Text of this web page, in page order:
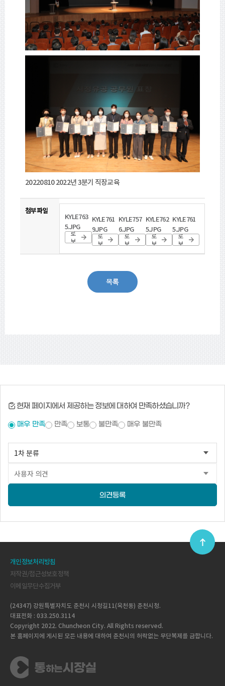
20220810 2022년 3분기 직장교육
첨부파일
KYLE763
5.JPG
바
로
보
KYLE761
9.JPG
바
로
보
기
KYLE757
6.JPG
바
로
보
기
KYLE762
5.JPG
바
로
보
기
KYLE761
5.JPG
바
로
보
기
현재 페이지에서 제공하는 정보에 대하여 만족하셨습니까?
매우 만족 만족 보통 불만족 매우 불만족
의견등록
개인정보처리방침
저작권/접근성보호정책
이메일무단수집거부
(24347) 강원특별자치도 춘천시 시청길11(옥천동) 춘천시청.
대표전화 : 033.250.3114
Copyright 2022. Chuncheon City. All Rights reserved.
본 홈페이지에 게시된 모든 내용에 대하여 춘천시의 허락없는 무단복제를 금합니다.